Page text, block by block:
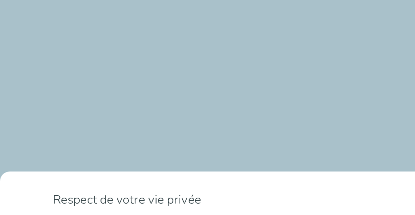
Respect de votre vie privée